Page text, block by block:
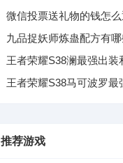
物大战僵尸融合版究极
微信投票送礼物的钱怎
物退款操作指引
九品捉妖师炼蛊配方有
蛊配方大全一览
王者荣耀S38澜最强出装
荣耀澜S38赛季出装铭文
王者荣耀S38马可波罗最
推荐游戏